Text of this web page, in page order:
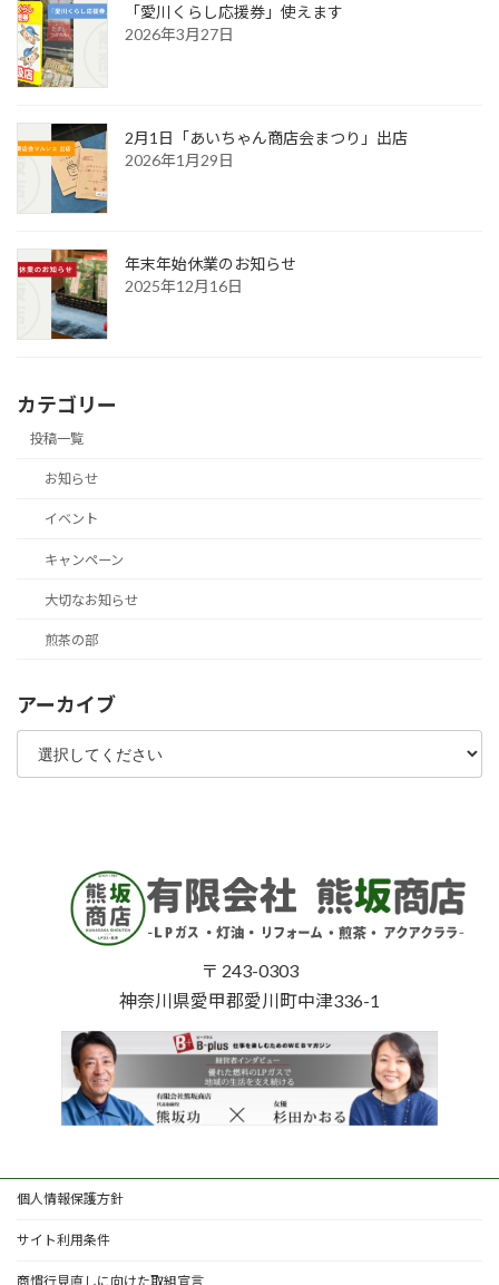
「愛川くらし応援券」使えます
2026年3月27日
2月1日「あいちゃん商店会まつり」出店
2026年1月29日
年末年始休業のお知らせ
2025年12月16日
カテゴリー
投稿一覧
お知らせ
イベント
キャンペーン
大切なお知らせ
煎茶の部
アーカイブ
〒 243-0303
神奈川県愛甲郡愛川町中津336-1
個人情報保護方針
サイト利用条件
商慣行見直しに向けた取組宣言